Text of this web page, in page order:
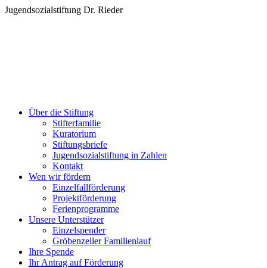
Zum
Jugendsozialstiftung Dr. Rieder
Über die Stiftung
Stifterfamilie
Kuratorium
Stiftungsbriefe
Jugendsozialstiftung in Zahlen
Kontakt
Wen wir fördern
Einzelfallförderung
Projektförderung
Ferienprogramme
Unsere Unterstützer
Einzelspender
Gröbenzeller Familienlauf
Ihre Spende
Ihr Antrag auf Förderung